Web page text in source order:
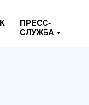
ПРЕСС-
СЛУЖБА